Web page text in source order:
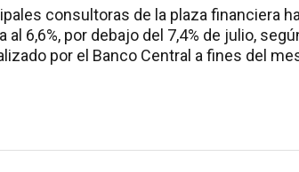
consultoras de la plaza financiera
al 6,6%, por debajo del 7,4% de julio,
por el Banco Central a fines del